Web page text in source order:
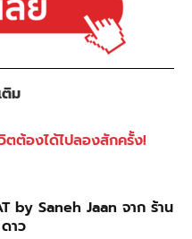
ติม
ตต้องได้ไปลองสักครั้ง!
by Saneh Jaan จาก ร้าน
าว